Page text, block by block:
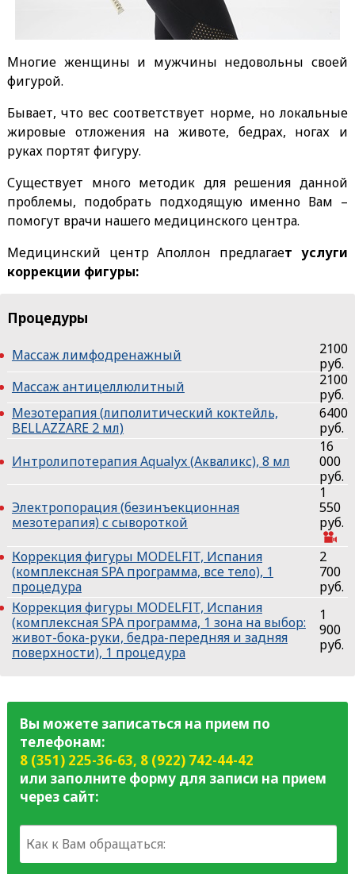
Многие женщины и мужчины недовольны своей
фигурой.
Бывает, что вес соответствует норме, но локальные
жировые отложения на животе, бедрах, ногах и
руках портят фигуру.
Существует много методик для решения данной
проблемы, подобрать подходящую именно Вам –
помогут врачи нашего медицинского центра.
Медицинский центр Аполлон предлагает услуги
коррекции фигуры:
Процедуры
Массаж лимфодренажный
2100
руб.
Массаж антицеллюлитный
2100
руб.
Мезотерапия (липолитический коктейль,
BELLAZZARE 2 мл)
6400
руб.
Интролипотерапия Aqualyx (Акваликс), 8 мл
16
000
руб.
Электропорация (безинъекционная
мезотерапия) с сывороткой
1
550
руб.
Коррекция фигуры MODELFIT, Испания
(комплексная SPA программа, все тело), 1
процедура
2
700
руб.
Коррекция фигуры MODELFIT, Испания
(комплексная SPA программа, 1 зона на выбор:
живот-бока-руки, бедра-передняя и задняя
поверхности), 1 процедура
1
900
руб.
Вы можете записаться на прием по
телефонам:
8 (351) 225-36-63, 8 (922) 742-44-42
или заполните форму для записи на прием
через сайт: